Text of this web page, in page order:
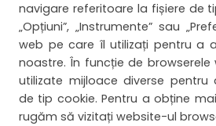
navigare referitoare la fișiere de
„Opțiuni”, „Instrumente” sau
web pe care îl utilizați pentru a
noastre. În funcție de
utilizate mijloace diverse pentru
de tip cookie. Pentru a obține
rugăm să vizitați website-ul